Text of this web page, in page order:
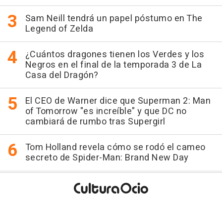
Sam Neill tendrá un papel póstumo en The
Legend of Zelda
¿Cuántos dragones tienen los Verdes y los
Negros en el final de la temporada 3 de La
Casa del Dragón?
El CEO de Warner dice que Superman 2: Man
of Tomorrow "es increíble" y que DC no
cambiará de rumbo tras Supergirl
Tom Holland revela cómo se rodó el cameo
secreto de Spider-Man: Brand New Day